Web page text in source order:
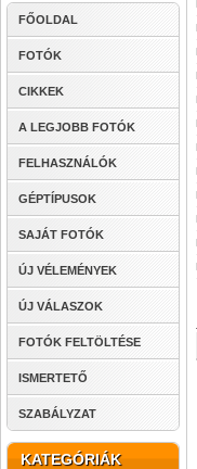
FŐOLDAL
FOTÓK
CIKKEK
A LEGJOBB FOTÓK
FELHASZNÁLÓK
GÉPTÍPUSOK
SAJÁT FOTÓK
ÚJ VÉLEMÉNYEK
ÚJ VÁLASZOK
FOTÓK FELTÖLTÉSE
ISMERTETŐ
SZABÁLYZAT
KATEGÓRIÁK